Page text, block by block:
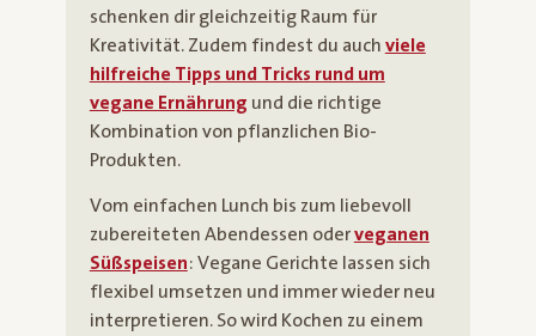
schenken dir gleichzeitig Raum für
Kreativität. Zudem findest du auch viele
hilfreiche Tipps und Tricks rund um
vegane Ernährung und die richtige
Kombination von pflanzlichen Bio-
Produkten.
Vom einfachen Lunch bis zum liebevoll
zubereiteten Abendessen oderveganen
Süßspeisen: Vegane Gerichte lassen sich
flexibel umsetzen und immer wieder neu
interpretieren. So wird Kochen zu einem